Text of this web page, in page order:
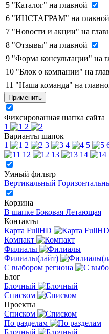
5 "Каталог" на главной
6 "ИНСТАГРАМ" на главной
7 "Новости и акции" на
8 "Отзывы" на главной
9 "Форма консультации" на
10 "Блок о компании" на
11 "Наша команда" на
Применить
Фиксированная шапка сайта
1
2
Варианты шапок
1
2 3 4 5
12
13 14
Умный фильтр
Вертикальный
Корзина
В шапке Боковая Летающая
Контакты
Карта FullHD
Компакт
Филиалы
Филиалы(лайт)
С выбором региона
Блог
Блочный
Списком
Проекты
Списком
По разделам
Блочный